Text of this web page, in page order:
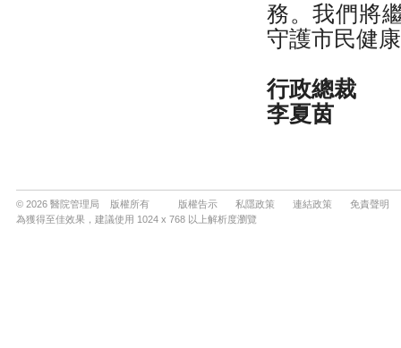
© 2026 醫院管理局 版權所有 版權告示 私隱政策 連結政策
免責聲明
為獲得至佳效果，建議使用 1024 x 768 以上解析度瀏覽